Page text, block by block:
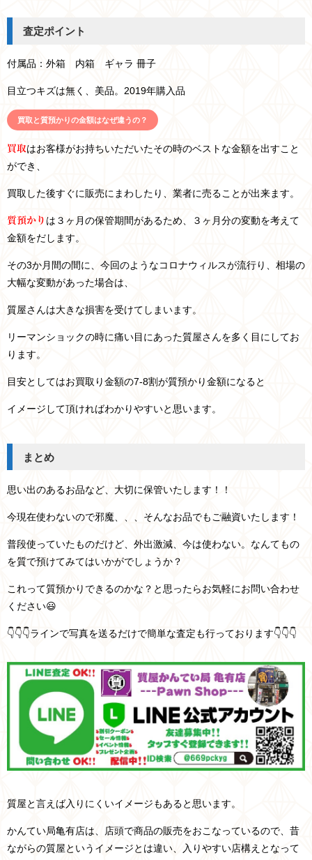
査定ポイント
付属品：外箱 内箱 ギャラ 冊子
目立つキズは無く、美品。2019年購入品
買取と質預かりの金額はなぜ違うの？
買取はお客様がお持ちいただいたその時のベストな金額を出すこと
ができ、
買取した後すぐに販売にまわしたり、業者に売ることが出来ます。
質預かり は３ヶ月の保管期間があるため、３ヶ月分の変動を考えて
金額をだします。
その3か月間の間に、今回のようなコロナウィルスが流行り、相場の
大幅な変動があった場合は、
質屋さんは大きな損害を受けてしまいます。
リーマンショックの時に痛い目にあった質屋さんを多く目にしてお
ります。
目安としてはお買取り金額の7-8割が質預かり金額になると
イメージして頂ければわかりやすいと思います。
まとめ
思い出のあるお品など、大切に保管いたします！！
今現在使わないので邪魔、、、そんなお品でもご融資いたします！
普段使っていたものだけど、外出激減、今は使わない。なんてもの
を質で預けてみてはいかがでしょうか？
これって質預かりできるのかな？と思ったらお気軽にお問い合わせ
ください😃
👇👇👇ラインで写真を送るだけで簡単な査定も行っております👇👇👇
質屋と言えば入りにくいイメージもあると思います。
かんてい局亀有店は、店頭で商品の販売をおこなっているので、昔
ながらの質屋というイメージとは違い、入りやすい店構えとなって